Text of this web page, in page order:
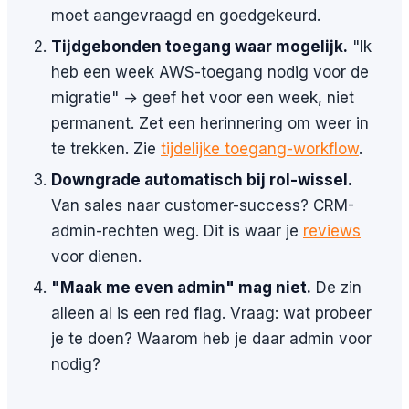
moet aangevraagd en goedgekeurd.
Tijdgebonden toegang waar mogelijk. "Ik
heb een week AWS-toegang nodig voor de
migratie" → geef het voor een week, niet
permanent. Zet een herinnering om weer in
te trekken. Zie tijdelijke toegang-workflow.
Downgrade automatisch bij rol-wissel.
Van sales naar customer-success? CRM-
admin-rechten weg. Dit is waar je reviews
voor dienen.
"Maak me even admin" mag niet. De zin
alleen al is een red flag. Vraag: wat probeer
je te doen? Waarom heb je daar admin voor
nodig?